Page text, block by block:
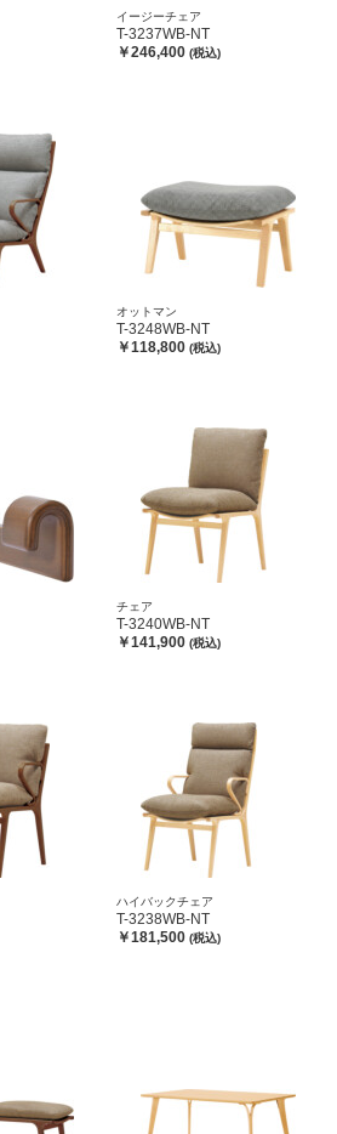
イージーチェア
T-3237WB-NT
￥246,400 (税込)
オットマン
T-3248WB-NT
￥118,800 (税込)
チェア
T-3240WB-NT
￥141,900 (税込)
ハイバックチェア
T-3238WB-NT
￥181,500 (税込)